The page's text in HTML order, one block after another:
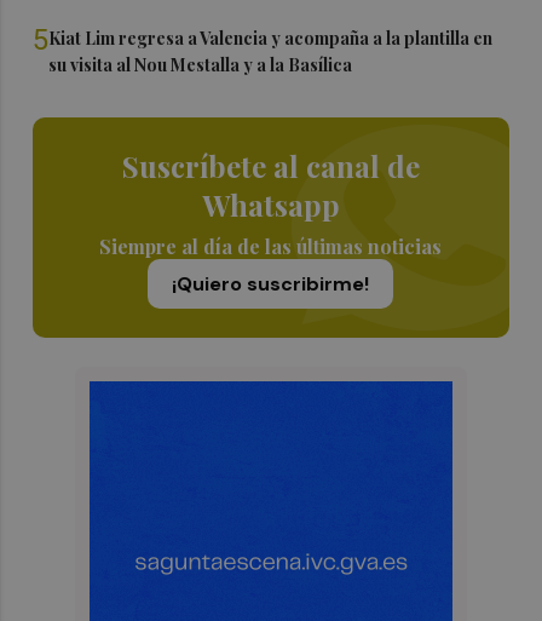
5Kiat Lim regresa a Valencia y acompaña a la plantilla en
su visita al Nou Mestalla y a la Basílica
Suscríbete al canal de
Whatsapp
Siempre al día de las últimas noticias
¡Quiero suscribirme!